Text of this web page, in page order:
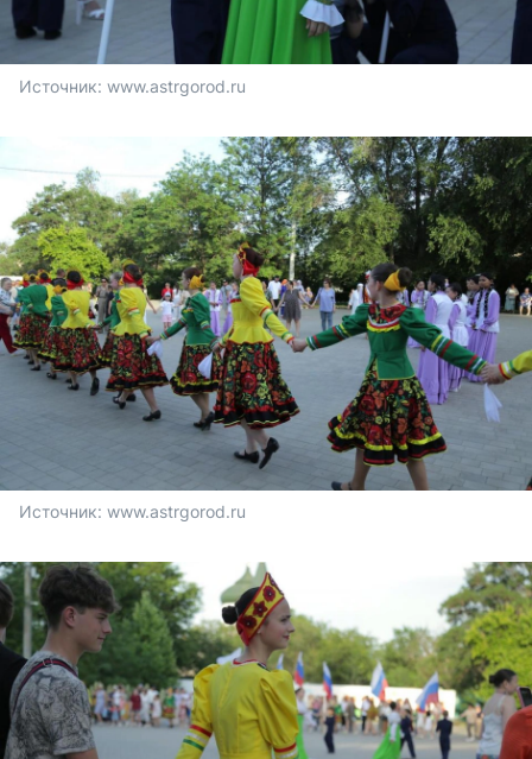
Источник: www.astrgorod.ru
Источник: www.astrgorod.ru